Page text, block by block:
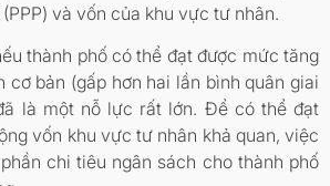
và vốn của khu vực tư nhân.
thành phố có thể đạt được mức tăng
cơ bản (gấp hơn hai lần bình quân giai
là một nỗ lực rất lớn. Để có thể đạt
vốn khu vực tư nhân khả quan, việc
chi tiêu ngân sách cho thành phố